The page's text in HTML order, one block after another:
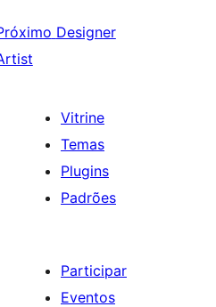
Designer
Vitrine
Temas
Plugins
Padrões
Participar
Eventos